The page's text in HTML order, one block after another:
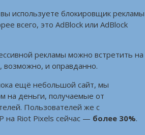
используете блокировщик рекламы
всего, это AdBlock или AdBlock
рекламы можно встретить на
возможно, и оправданно.
ещё небольшой сайт, мы
на деньги, получаемые от
Пользователей же с
на Riot Pixels сейчас — более 30%.